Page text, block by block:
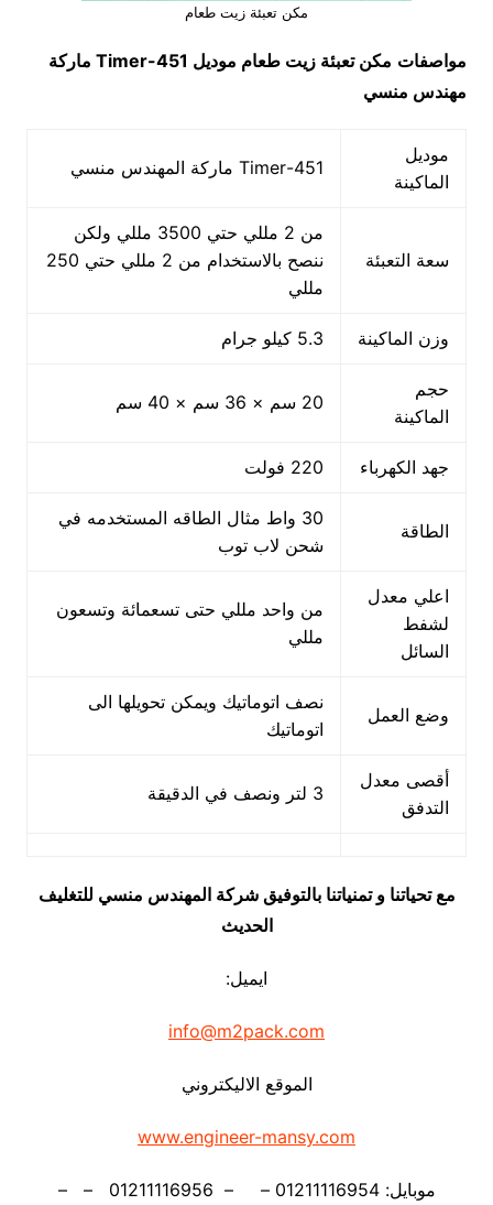
مكن تعبئة زيت طعام
مواصفات مكن تعبئة زيت طعام موديل 451-Timer
ماركة
مهندس منسي
موديل
الماكينة
451-Timer ماركة المهندس منسي
سعة التعبئة
من 2 مللي حتي 3500 مللي ولكن
ننصح بالاستخدام من 2 مللي حتي 250
مللي
وزن الماكينة 5.3 كيلو جرام
حجم
الماكينة
20 سم × 36 سم × 40 سم
جهد الكهرباء 220 فولت
الطاقة
30 واط مثال الطاقه المستخدمه في
شحن لاب توب
اعلي معدل
لشفط
السائل
من واحد مللي حتى تسعمائة وتسعون
مللي
وضع العمل
نصف اتوماتيك ويمكن تحويلها الى
اتوماتيك
أقصى معدل
التدفق
3 لتر ونصف في الدقيقة
مع تحياتنا و تمنياتنا بالتوفيق شركة المهندس منسي للتغليف
الحديث
ايميل:
info@m2pack.com
الموقع الاليكتروني
www.engineer-mansy.com
موبايل: 01211116954 – – 01211116956 – –